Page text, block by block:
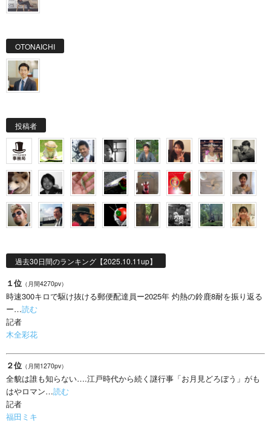
OTONAICHI
投稿者
過去30日間のランキング【2025.10.11up】
１位 （月間4270pv）
時速300キロで駆け抜ける郵便配達員ー2025年 灼熱の鈴鹿8耐を振り返る
ー…読む
記者
木全彩花
２位 （月間1270pv）
全貌は誰も知らない….江戸時代から続く謎行事「お月見どろぼう」がも
はやロマン…読む
記者
福田ミキ